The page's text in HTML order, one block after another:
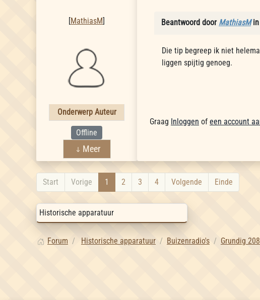
[MathiasM]
Onderwerp Auteur
Offline
Meer
Beantwoord door MathiasMin
Die tip begreep ik niet
liggen spijtig genoeg.
Graag Inloggen of een account
Start Vorige 1 2 3 4 Volgende Einde
Forum Historische apparatuur Buizenradio's Grundig